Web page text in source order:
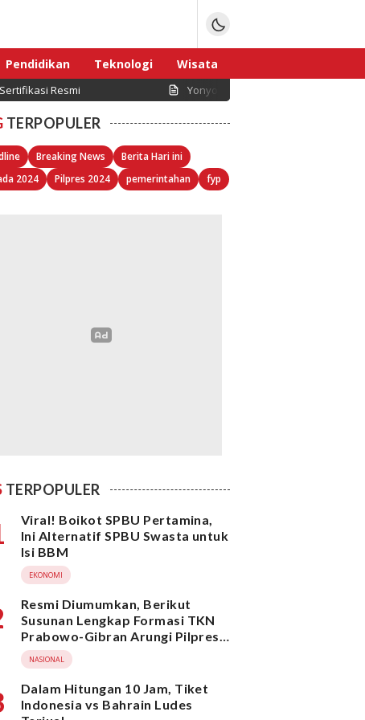
Pendidikan Teknologi
Wisata
Sport Resmi Yonyou Network Indonesia Dorong
TERPOPULER
Breaking News
Berita Hari ini
2024
Pilpres 2024 pemerintahan fyp
TERPOPULER
Viral! Boikot SPBU Pertamina,
Ini Alternatif SPBU Swasta untuk
Isi BBM
EKONOMI
Resmi Diumumkan, Berikut
Susunan Lengkap Formasi TKN
Prabowo-Gibran Arungi Pilpres
2024, Ada Ridwan Kamil hingga
Suami Yenny Wahid
NASIONAL
Dalam Hitungan 10 Jam, Tiket
Indonesia vs Bahrain Ludes